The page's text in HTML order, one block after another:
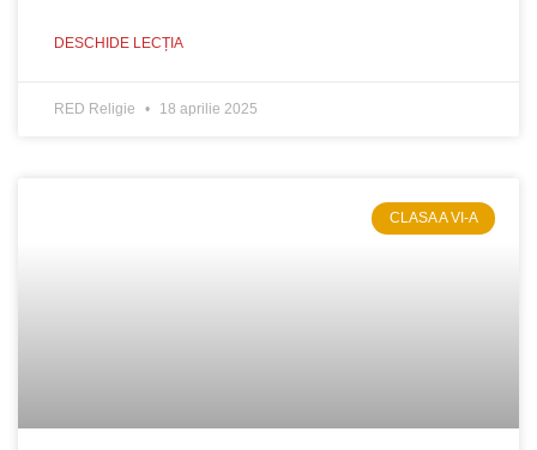
DESCHIDE LECȚIA
RED Religie 18 aprilie 2025
CLASA A VI-A